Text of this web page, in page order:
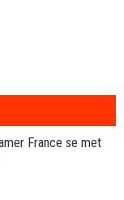
France se met